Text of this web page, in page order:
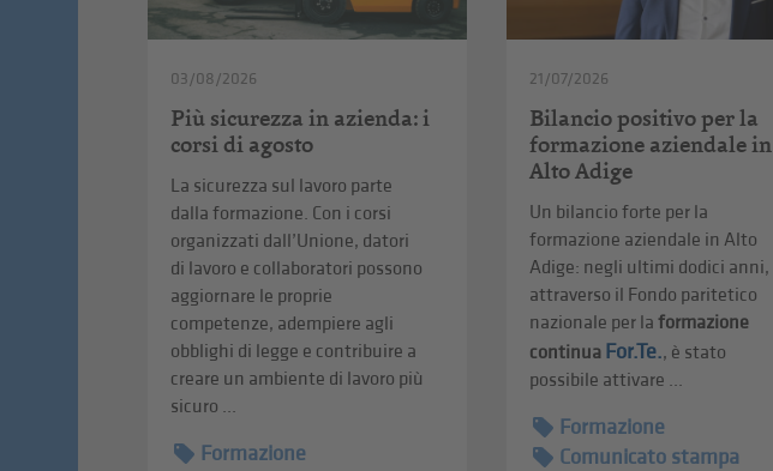
03/08/2026
Più sicurezza in azienda: i
corsi di agosto
La sicurezza sul lavoro parte
dalla formazione. Con i corsi
organizzati dall’Unione, datori
di lavoro e collaboratori possono
aggiornare le proprie
competenze, adempiere agli
obblighi di legge e contribuire a
creare un ambiente di lavoro più
sicuro ...
Formazione
21/07/2026
Bilancio positivo per la
formazione aziendale in
Alto Adige
Un bilancio forte per la
formazione aziendale in Alto
Adige: negli ultimi dodici anni,
attraverso il Fondo paritetico
nazionale per laformazione
continua For.Te., è stato
possibile attivare ...
Formazione
Comunicato stampa